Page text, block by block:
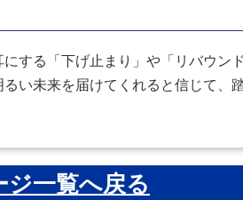
する「下げ止まり」や「リバウン
い未来を届けてくれると信じて、
ジ一覧へ戻る